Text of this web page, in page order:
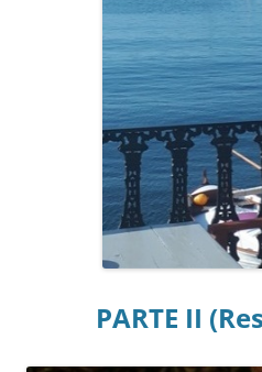
PARTE II